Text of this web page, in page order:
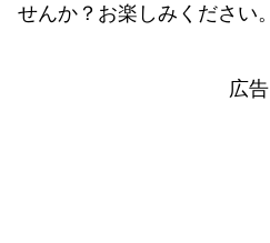
せんか？お楽しみください。
広告